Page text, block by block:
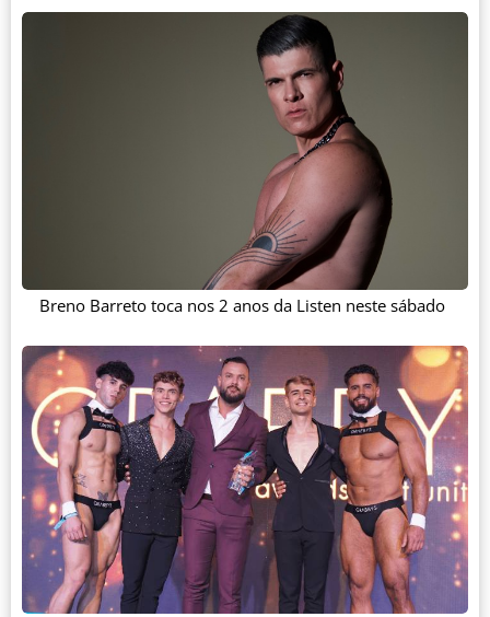
Breno Barreto toca nos 2 anos da Listen neste sábado